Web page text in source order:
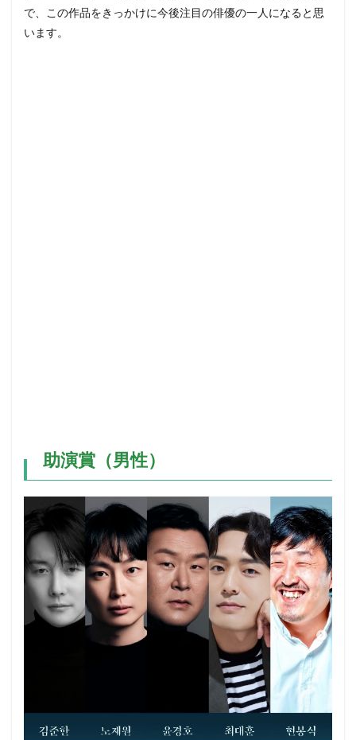
で、この作品をきっかけに今後注目の俳優の一人になると思
います。
助演賞（男性）